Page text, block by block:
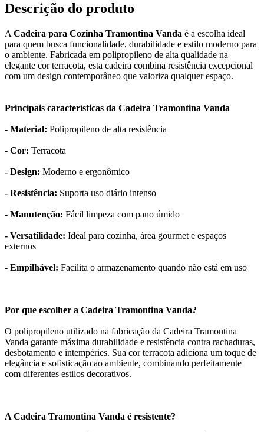
Descrição do produto
A Cadeira para Cozinha Tramontina Vanda é a escolha ideal
para quem busca funcionalidade, durabilidade e estilo moderno para
o ambiente. Fabricada em polipropileno de alta qualidade na
elegante cor terracota, esta cadeira combina resistência excepcional
com um design contemporâneo que valoriza qualquer espaço.
Principais características da Cadeira Tramontina Vanda
- Material: Polipropileno de alta resistência
- Cor: Terracota
- Design: Moderno e ergonômico
- Resistência: Suporta uso diário intenso
- Manutenção: Fácil limpeza com pano úmido
- Versatilidade: Ideal para cozinha, área gourmet e espaços
externos
- Empilhável: Facilita o armazenamento quando não está em uso
Por que escolher a Cadeira Tramontina Vanda?
O polipropileno utilizado na fabricação da Cadeira Tramontina
Vanda garante máxima durabilidade e resistência contra rachaduras,
desbotamento e intempéries. Sua cor terracota adiciona um toque de
elegância e sofisticação ao ambiente, combinando perfeitamente
com diferentes estilos decorativos.
A Cadeira Tramontina Vanda é resistente?